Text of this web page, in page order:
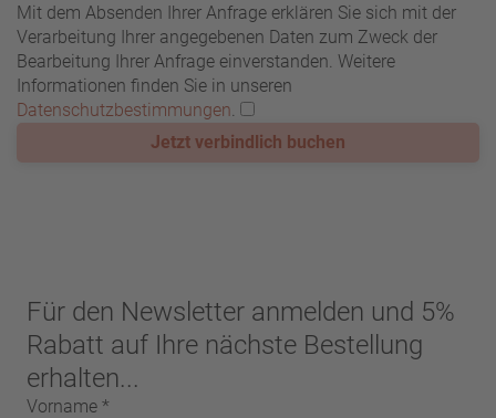
Mit dem Absenden Ihrer Anfrage erklären Sie sich mit der
Verarbeitung Ihrer angegebenen Daten zum Zweck der
Bearbeitung Ihrer Anfrage einverstanden. Weitere
Informationen finden Sie in unseren
Datenschutzbestimmungen
Jetzt verbindlich buchen
Für den Newsletter anmelden und 5%
Rabatt auf Ihre nächste Bestellung
erhalten...
Vorname *